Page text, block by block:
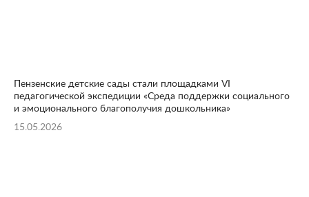
Пензенские детские сады стали площадками VI
педагогической экспедиции «Среда поддержки социального
и эмоционального благополучия дошкольника»
15.05.2026